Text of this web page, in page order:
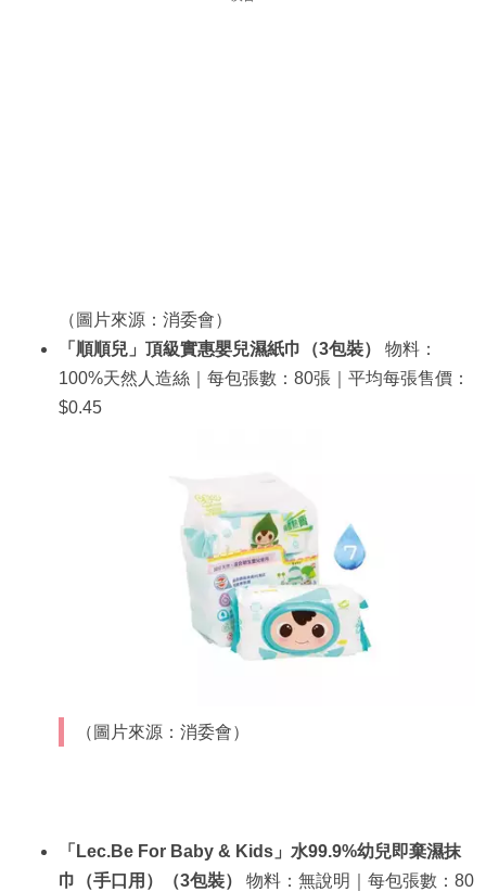
（圖片來源：消委會）
「順順兒」頂級實惠嬰兒濕紙巾（3包裝）
物料：
100%天然人造絲｜每包張數：80張｜平均每張售價：
$0.45
（圖片來源：消委會）
「Lec.Be For Baby & Kids」水99.9%幼兒即棄濕抹
巾（手口用）（3包裝）
物料：無說明｜每包張數：80